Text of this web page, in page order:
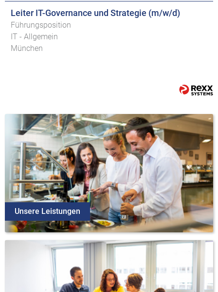
Leiter IT-Governance und Strategie (m/w/d)
Führungsposition
IT - Allgemein
München
Unsere Leistungen